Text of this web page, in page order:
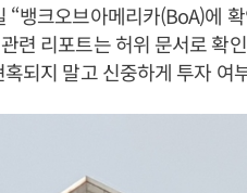
“뱅크오브아메리카(BoA)에
련 리포트는 허위 문서로 확
되지 말고 신중하게 투자 여